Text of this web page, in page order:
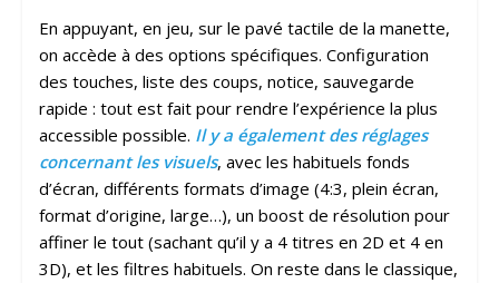
En appuyant, en jeu, sur le pavé tactile de la manette,
on accède à des options spécifiques. Configuration
des touches, liste des coups, notice, sauvegarde
rapide : tout est fait pour rendre l’expérience la plus
accessible possible. Il y a également des réglages
concernant les visuels, avec les habituels fonds
d’écran, différents formats d’image (4:3, plein écran,
format d’origine, large…), un boost de résolution pour
affiner le tout (sachant qu’il y a 4 titres en 2D et 4 en
3D), et les filtres habituels. On reste dans le classique,